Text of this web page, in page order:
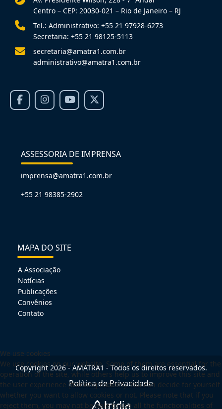
Centro – CEP: 20030-021 – Rio de Janeiro – RJ
Tel.: Administrativo: +55 21 97928-6273
Secretaria: +55 21 98125-5113
secretaria@amatra1.com.br
administrativo@amatra1.com.br
ASSESSORIA DE IMPRENSA
imprensa@amatra1.com.br
+55 21 98385-2902
MAPA DO SITE
A Associação
Notícias
Publicações
Convênios
Contato
Copyright 2026 - AMATRA1 - Todos os direitos reservados.
Política de Privacidade
We use cookies
We use cookies on our website. Some of them are essential for the
operation of the site, while others help us to improve this site and
the user experience (tracking cookies). You can decide for yourself
whether you want to allow cookies or not. Please note that if you
reject them, you may not be able to use all the functionalities of